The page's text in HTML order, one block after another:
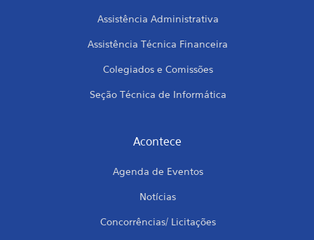
Assistência Administrativa
Assistência Técnica Financeira
Colegiados e Comissões
Seção Técnica de Informática
Acontece
Agenda de Eventos
Notícias
Concorrências/ Licitações